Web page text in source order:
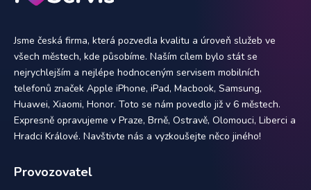
Jsme česká firma, která pozvedla kvalitu a úroveň služeb ve
všech městech, kde působíme. Naším cílem bylo stát se
nejrychlejším a nejlépe hodnoceným servisem mobilních
telefonů značek Apple iPhone, iPad, Macbook, Samsung,
Huawei, Xiaomi, Honor. Toto se nám povedlo již v 6 městech.
Expresně opravujeme v Praze, Brně, Ostravě, Olomouci, Liberci a
Hradci Králové. Navštivte nás a vyzkoušejte něco jiného!
Provozovatel